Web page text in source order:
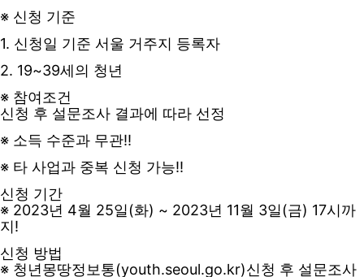
※ 신청 기준
1. 신청일 기준 서울 거주지 등록자
2. 19~39세의 청년
※ 참여조건
신청 후 설문조사 결과에 따라 선정
※ 소득 수준과 무관!!
※ 타 사업과 중복 신청 가능!!
신청 기간
※ 2023년 4월 25일(화) ~ 2023년 11월 3일(금) 17시까
지!
신청 방법
※ 청년몽땅정보통(youth.seoul.go.kr)신청 후 설문조사